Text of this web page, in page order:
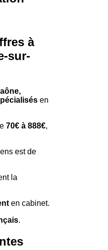
à
sur-
en
70€ à 888€,
est de
la
en cabinet.
.